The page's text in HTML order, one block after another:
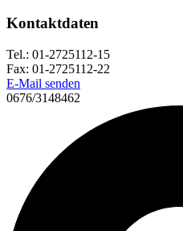
Kontaktdaten
Tel.: 01-2725112-15
Fax: 01-2725112-22
E-Mail senden
0676/3148462